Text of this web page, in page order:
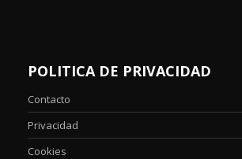
POLITICA DE PRIVACIDAD
Contacto
Privacidad
Cookies